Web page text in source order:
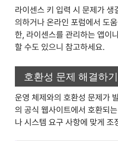
라이센스 키 입력 시 문제가 생
의하거나 온라인 포럼에서 도
한, 라이센스를 관리하는 앱이
할 수도 있으니 참고하세요.
호환성 문제 해결하기
운영 체제와의 호환성 문제가
의 공식 웹사이트에서 호환되
나 시스템 요구 사항에 맞게 조